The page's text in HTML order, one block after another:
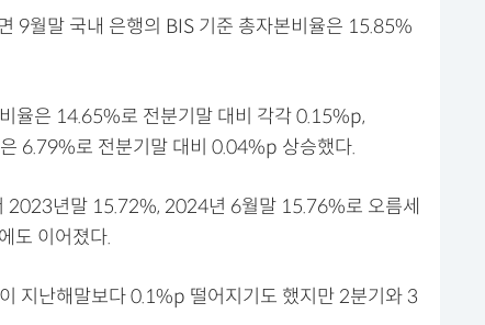
9월말 국내 은행의 BIS 기준 총자본비율은 15.85%
율은 14.65%로 전분기말 대비 각각 0.15%p,
6.79%로 전분기말 대비 0.04%p 상승했다.
년말 15.72%, 2024년 6월말 15.76%로 오름세
도 이어졌다.
지난해말보다 0.1%p 떨어지기도 했지만 2분기와 3